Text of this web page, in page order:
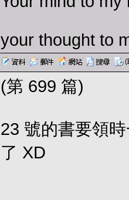
your thought to
(第 699 篇)
23 號的書要領
了 XD